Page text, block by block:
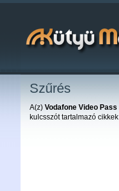
Szűrés
A(z) Vodafone Video Pass
kulcsszót tartalmazó cikkek